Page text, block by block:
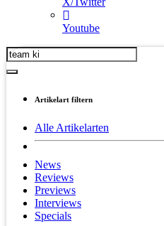
Youtube
Artikelart filtern
Alle Artikelarten
News
Reviews
Previews
Interviews
Specials